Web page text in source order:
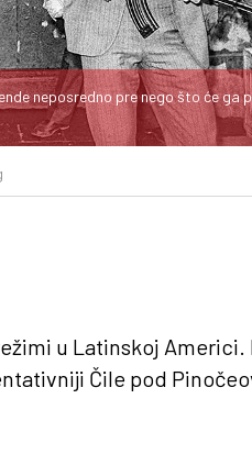
neposredno pre nego što će ga
u Latinskoj Americi.
Čile pod